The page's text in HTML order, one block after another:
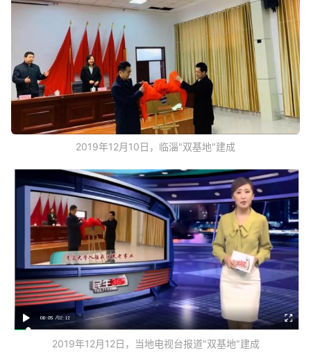
2019年12月10日，临淄"双基地"建成
2019年12月12日，当地电视台报道"双基地"建成